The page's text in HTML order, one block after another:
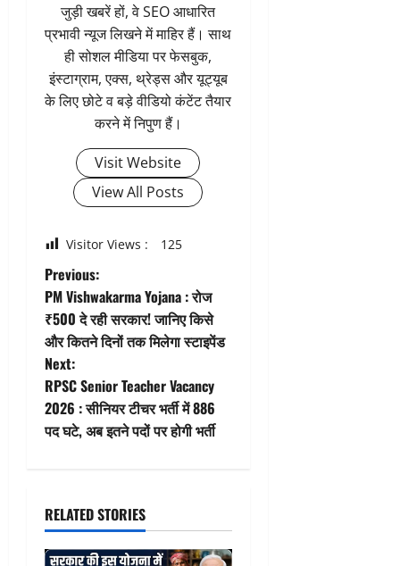
जुड़ी खबरें हों, वे SEO आधारित
प्रभावी न्यूज लिखने में माहिर हैं। साथ
ही सोशल मीडिया पर फेसबुक,
इंस्टाग्राम, एक्स, थ्रेड्स और यूट्यूब
के लिए छोटे व बड़े वीडियो कंटेंट तैयार
करने में निपुण हैं।
Visit Website
View All Posts
Visitor Views : 125
P
o
s
t
n
v
i
Previous:
PM Vishwakarma Yojana : रोज
₹500 दे रही सरकार! जानिए किसे
और कितने दिनों तक मिलेगा स्टाइपेंड
Next:
RPSC Senior Teacher Vacancy
2026 : सीनियर टीचर भर्ती में 886
पद घटे, अब इतने पदों पर होगी भर्ती
RELATED STORIES